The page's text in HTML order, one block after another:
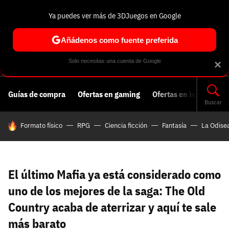
Guías de compra Ofertas en gaming Ofertas en informática
Buscar
HOY SE HABLA DE
Formato físico RPG Ciencia ficción Fantasía La
El último Mafia ya está considerado como
uno de los mejores de la saga: The Old
Country acaba de aterrizar y aquí te sale
más barato
Entra en 3DJuegos
Correo electrónico
Contraseña
Iniciar sesión Recuperar contraseña
Entra con Google
Regístrate en 3DJuegos
Correo electrónico
Contraseña (mínimo 6 caracteres)
Repetir contraseña
Nombre de usuario
Se usa para la dirección de tu página de usuario.
Piénsalo bien porque no podrás cambiarlo. Mínimo 3
Recuperar contraseña
Correo electrónico
Cancelar
Te enviaremos un correo electrónico con un
Correo electrónico asociado a tu cuenta de
Facebook:
Recuperar contraseña
×
Ya puedes ver más de 3DJuegos en Google
Añádenos como fuente preferida
Solo necesitas una cuenta de Google